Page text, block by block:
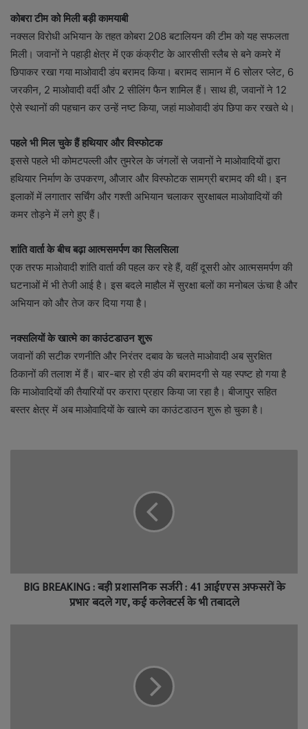
कोबरा टीम को मिली बड़ी कामयाबी
नक्सल विरोधी अभियान के तहत कोबरा 208 बटालियन की टीम को यह सफलता
मिली। जवानों ने पहाड़ी क्षेत्र में एक कंक्रीट के आरसीसी स्लैब से बने कमरे में
छिपाकर रखा गया माओवादी डंप बरामद किया। बरामद सामान में 6 सोलर प्लेट, 6
जरकीन, 2 माओवादी वर्दी और 2 सीलिंग फैन शामिल हैं। साथ ही, जवानों ने 12
ऐसे स्थानों की पहचान कर उन्हें नष्ट किया, जहां माओवादी डंप छिपा कर रखते थे।
पहले भी मिल चुके हैं हथियार और विस्फोटक
इससे पहले भी कोमटपल्ली और तुमरेल के जंगलों से जवानों ने माओवादियों द्वारा
हथियार निर्माण के उपकरण, औजार और विस्फोटक सामग्री बरामद की थी। इन
इलाकों में लगातार सर्चिंग और गश्ती अभियान चलाकर सुरक्षाबल माओवादियों की
कमर तोड़ने में लगे हुए हैं।
शांति वार्ता के बीच बढ़ा आत्मसमर्पण का सिलसिला
एक तरफ माओवादी शांति वार्ता की पहल कर रहे हैं, वहीं दूसरी ओर आत्मसमर्पण की
घटनाओं में भी तेजी आई है। इस बदले माहौल में सुरक्षा बलों का मनोबल ऊंचा है और
अभियान को और तेज कर दिया गया है।
नक्सलियों के खात्मे का काउंटडाउन शुरू
जवानों की सटीक रणनीति और निरंतर दबाव के चलते माओवादी अब सुरक्षित
ठिकानों की तलाश में हैं। बार-बार हो रही डंप की बरामदगी से यह स्पष्ट हो गया है
कि माओवादियों की तैयारियों पर करारा प्रहार किया जा रहा है। बीजापुर सहित
बस्तर क्षेत्र में अब माओवादियों के खात्मे का काउंटडाउन शुरू हो चुका है।
BIG BREAKING : बड़ी प्रशासनिक सर्जरी : 41 आईएएस अफसरों के
प्रभार बदले गए, कई कलेक्टर्स के भी तबादले